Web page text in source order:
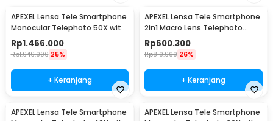
APEXEL Lensa Tele Smartphone
Monocular Telephoto 50X with
Tripod - APL-T50XJJ029
Rp1.466.000
Rp1.949.900 25%
+ Keranjang
APEXEL Lensa Tele Smartphone
2in1 Macro Lens Telephoto
Zoom - APL-TM6
Rp600.300
Rp810.900 26%
+ Keranjang
APEXEL Lensa Tele Smartphone
APEXEL Lensa Tele Smartphone